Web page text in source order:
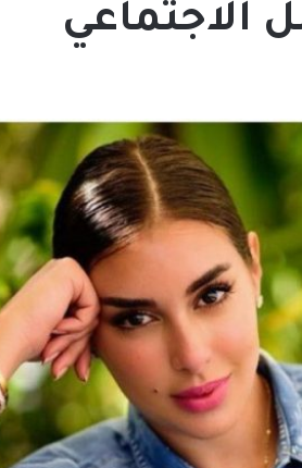
الاجتماعي